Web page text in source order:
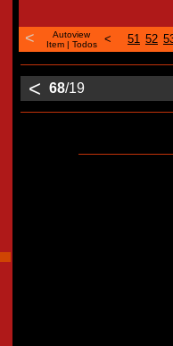
<
Autoview
Item| Todos < 51 52
< 68/19